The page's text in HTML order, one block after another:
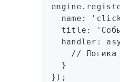
engine
  name
:
  title
:
  handler
:
// Логика
  }
});